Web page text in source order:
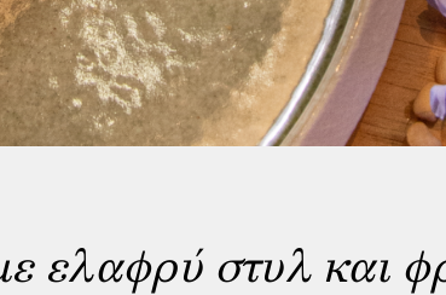
ελαφρύ στυλ και